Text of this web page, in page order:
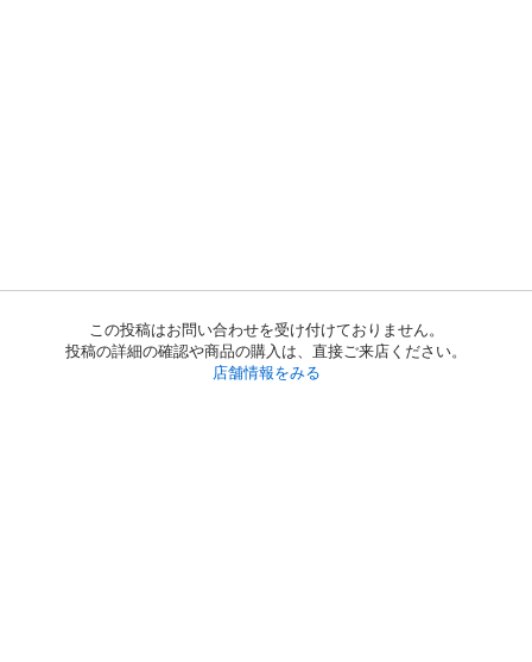
この投稿はお問い合わせを受け付けておりません。
投稿の詳細の確認や商品の購入は、直接ご来店ください。
店舗情報をみる